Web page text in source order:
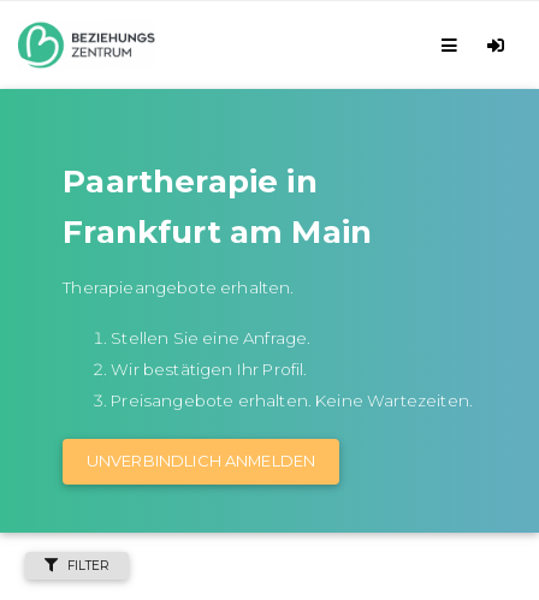
Paartherapie in
Frankfurt am Main
Therapieangebote erhalten.
Stellen Sie eine Anfrage.
Wir bestätigen Ihr Profil.
Preisangebote erhalten. Keine Wartezeiten.
UNVERBINDLICH ANMELDEN
FILTER